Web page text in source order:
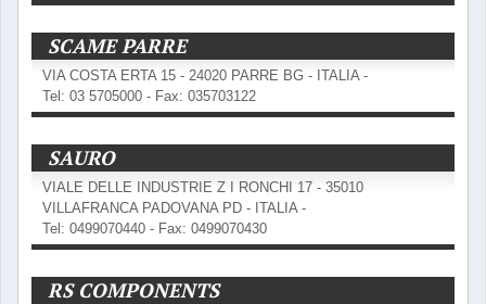
SCAME PARRE
VIA COSTA ERTA 15 - 24020 PARRE BG - ITALIA -
Tel: 03 5705000 - Fax: 035703122
SAURO
VIALE DELLE INDUSTRIE Z I RONCHI 17 - 35010
VILLAFRANCA PADOVANA PD - ITALIA -
Tel: 0499070440 - Fax: 0499070430
RS COMPONENTS